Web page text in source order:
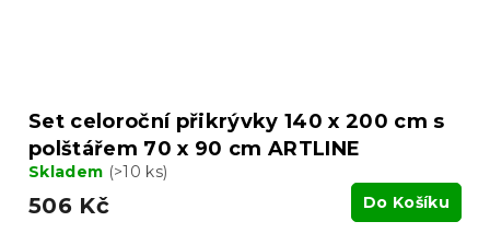
Set celoroční přikrývky 140 x 200 cm s
polštářem 70 x 90 cm ARTLINE
Skladem (>10 ks)
506 Kč Do Košíku